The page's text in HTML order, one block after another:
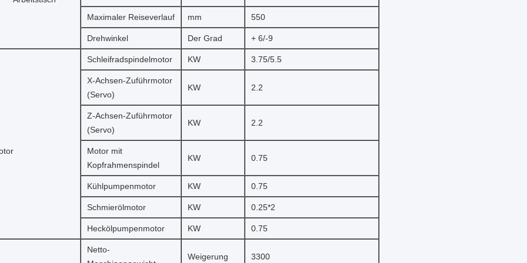
Maximaler Reiseverlauf mm 550
Drehwinkel Der Grad + 6/-9
Schleifradspindelmotor KW 3.75/5.5
X-Achsen-Zuführmotor
(Servo)
KW 2.2
Z-Achsen-Zuführmotor
(Servo)
KW 2.2
Motor mit
Kopfrahmenspindel
KW 0.75
Kühlpumpenmotor KW 0.75
Schmierölmotor KW 0.25*2
Heckölpumpenmotor KW 0.75
Netto-
Weigerung 3300